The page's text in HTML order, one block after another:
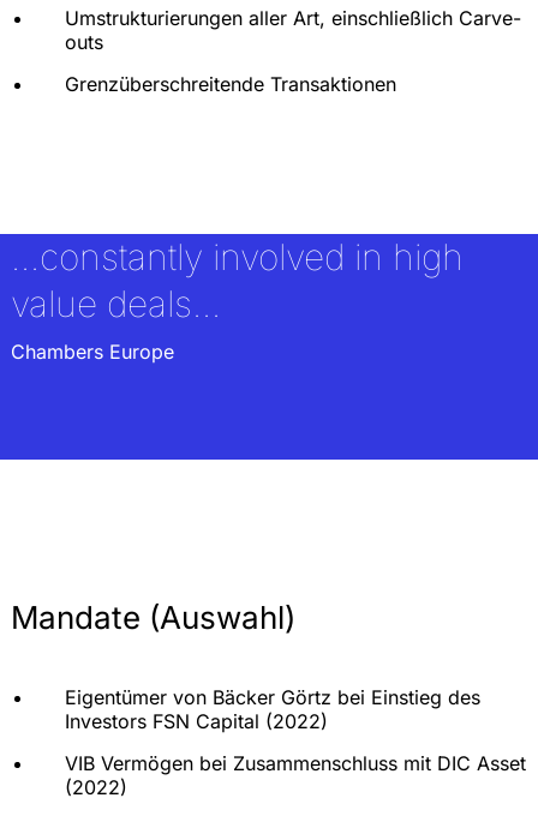
Umstrukturierungen aller Art, einschließlich Carve-
outs
Grenzüberschreitende Transaktionen
...constantly involved in high
value deals...
Chambers Europe
Mandate (Auswahl)
Eigentümer von Bäcker Görtz bei Einstieg des
Investors FSN Capital (2022)
VIB Vermögen bei Zusammenschluss mit DIC Asset
(2022)